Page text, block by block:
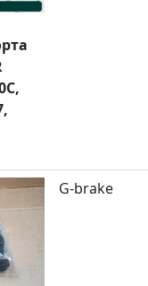
G-brake